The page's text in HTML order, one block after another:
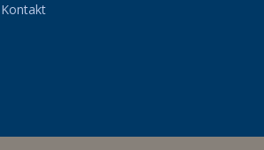
Kontakt